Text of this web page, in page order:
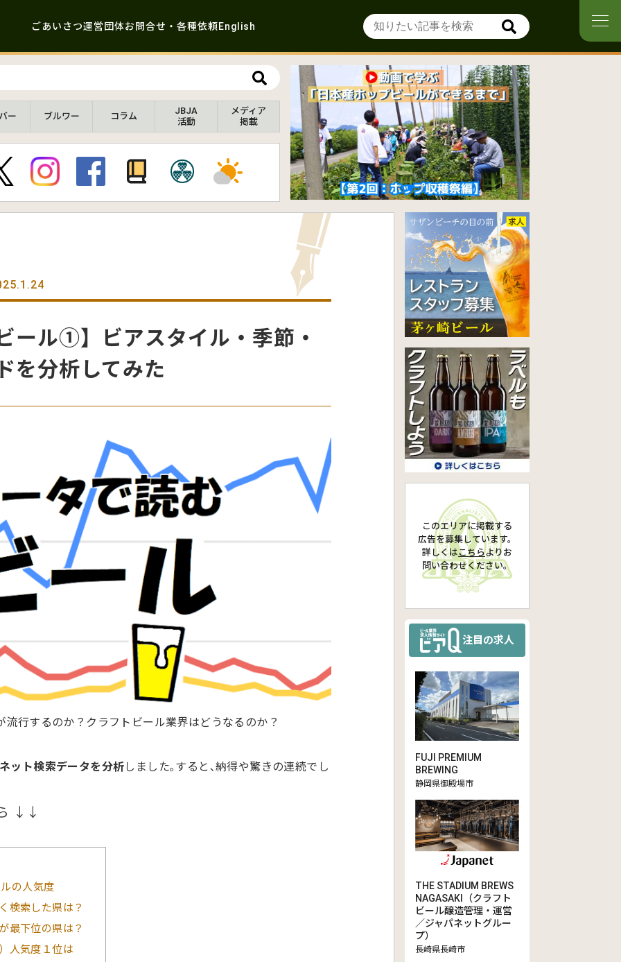
ごあいさつ運営団体お問合せ・各種依頼English
ー ブルワー コラム
JBJA
活動
メディア
掲載
ール①】ビアスタイル・季節・
を分析してみた
行するのか？クラフトビール業界はどうなるのか？
ット検索データを分析しました｡すると､納得や驚きの連続でし
↓↓
の人気度
検索した県は？
最下位の県は？
人気度１位は
このエリアに掲載する
広告を募集しています。
詳しくは こちらより お
問い合わせください。
注目の求人
FUJI PREMIUM
BREWING
静岡県御殿場市
THE STADIUM BREWS
NAGASAKI（クラフト
ビール醸造管理・運営
／ジャパネットグルー
プ）
長崎県長崎市